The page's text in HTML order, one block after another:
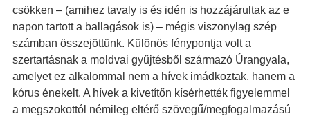
csökken – (amihez tavaly is és idén is hozzájárultak az e
napon tartott a ballagások is) – mégis viszonylag szép
számban összejöttünk. Különös fénypontja volt a
szertartásnak a moldvai gyűjtésből származó Úrangyala,
amelyet ez alkalommal nem a hívek imádkoztak, hanem a
kórus énekelt. A hívek a kivetítőn kísérhették figyelemmel
a megszokottól némileg eltérő szövegű/megfogalmazású